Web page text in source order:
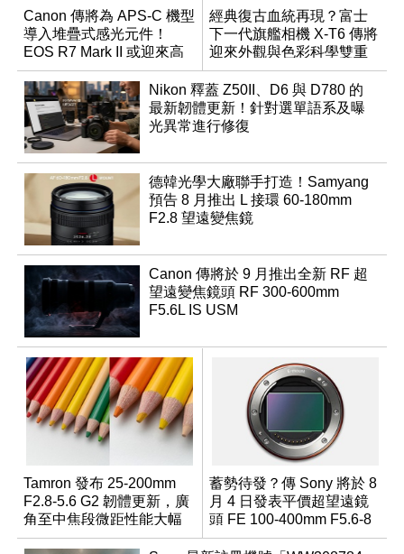
Canon 傳將為 APS-C 機型
導入堆疊式感光元件！
EOS R7 Mark II 或迎來高
速讀出升級
經典復古血統再現？富士
下一代旗艦相機 X-T6 傳將
迎來外觀與色彩科學雙重
優化
Nikon 釋蓋 Z50II、D6 與 D780 的
最新韌體更新！針對選單語系及曝
光異常進行修復
德韓光學大廠聯手打造！Samyang
預告 8 月推出 L 接環 60-180mm
F2.8 望遠變焦鏡
Canon 傳將於 9 月推出全新 RF 超
望遠變焦鏡頭 RF 300-600mm
F5.6L IS USM
Tamron 發布 25-200mm
F2.8-5.6 G2 韌體更新，廣
角至中焦段微距性能大幅
升級
蓄勢待發？傳 Sony 將於 8
月 4 日發表平價超望遠鏡
頭 FE 100-400mm F5.6-8